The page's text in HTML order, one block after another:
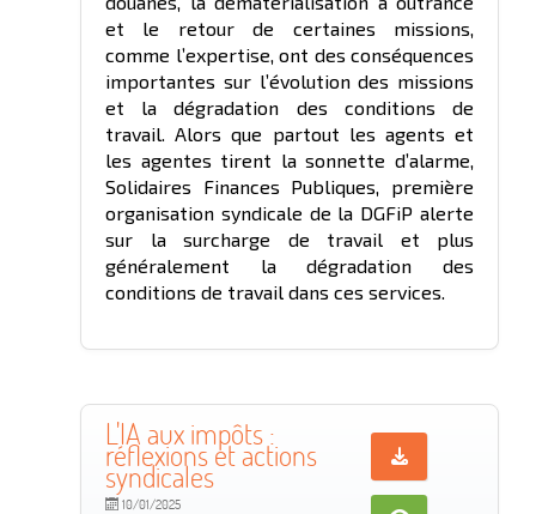
et le retour de certaines missions,
comme l’expertise, ont des conséquences
importantes sur l’évolution des missions
et la dégradation des conditions de
travail. Alors que partout les agents et
les agentes tirent la sonnette d’alarme,
Solidaires Finances Publiques, première
organisation syndicale de la DGFiP alerte
sur la surcharge de travail et plus
généralement la dégradation des
conditions de travail dans ces services.
L'IA aux impôts :
réflexions et actions
syndicales
10/01/2025